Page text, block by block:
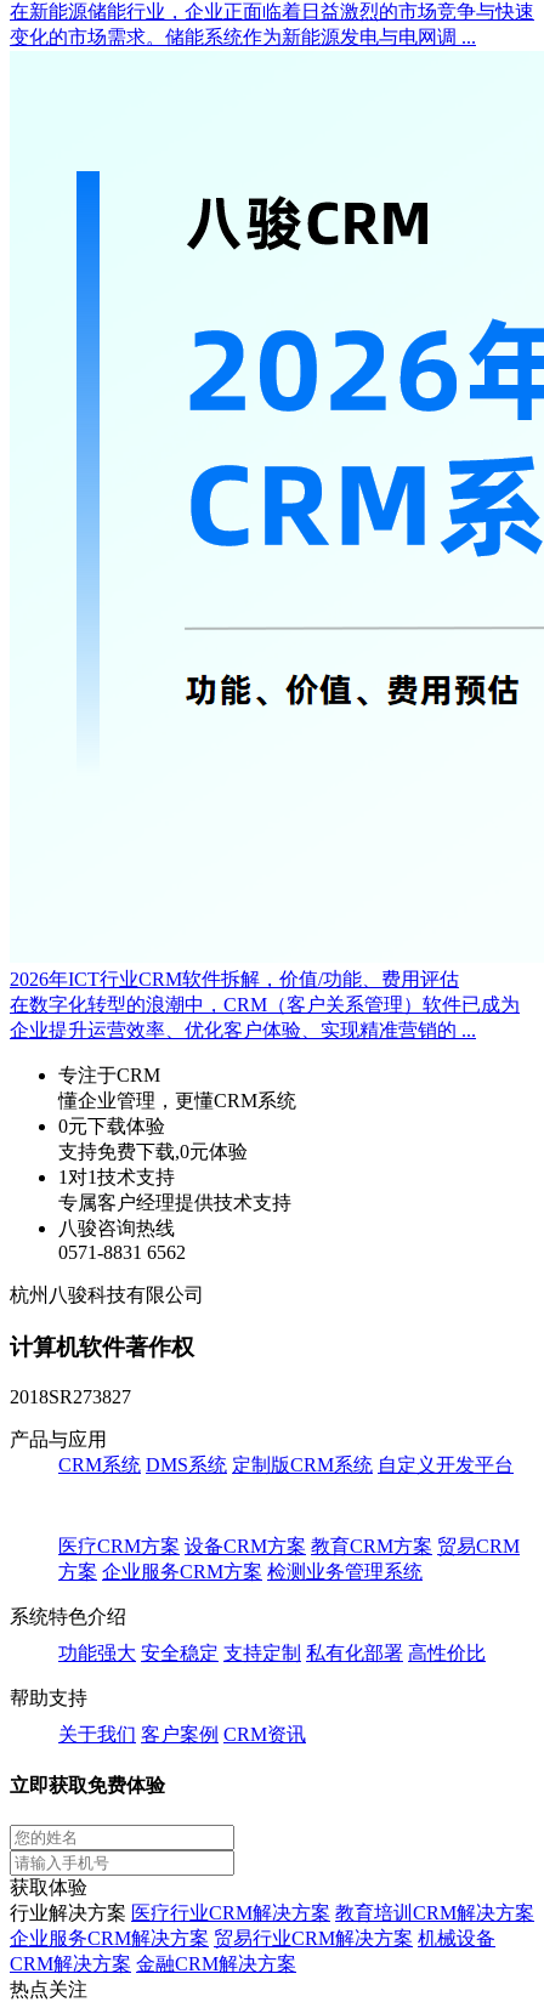
在新能源储能行业，企业正面临着日益激烈的市场竞争与快速
变化的市场需求。储能系统作为新能源发电与电网调 ...
2026年ICT行业CRM软件拆解，价值/功能、费用评估
在数字化转型的浪潮中，CRM（客户关系管理）软件已成为
企业提升运营效率、优化客户体验、实现精准营销的 ...
专注于CRM
懂企业管理，更懂CRM系统
0元下载体验
支持免费下载,0元体验
1对1技术支持
专属客户经理提供技术支持
八骏咨询热线
0571-8831 6562
杭州八骏科技有限公司
计算机软件著作权
2018SR273827
产品与应用
CRM系统 DMS系统 定制版CRM系统 自定义开发平台
医疗CRM方案 设备CRM方案 教育CRM方案 贸易CRM
方案 企业服务CRM方案 检测业务管理系统
系统特色介绍
功能强大 安全稳定 支持定制 私有化部署 高性价比
帮助支持
关于我们 客户案例 CRM资讯
立即获取免费体验
获取体验
行业解决方案 医疗行业CRM解决方案 教育培训CRM解决方案
企业服务CRM解决方案 贸易行业CRM解决方案 机械设备
CRM解决方案 金融CRM解决方案
热点关注